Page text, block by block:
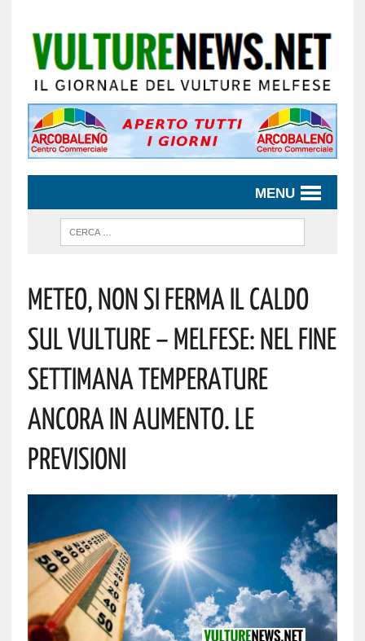
MENU
Meteo, Non Si Ferma Il Caldo
Sul Vulture – Melfese: Nel Fine
Settimana Temperature
Ancora In Aumento. Le
Previsioni